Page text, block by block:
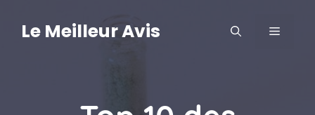
contenu
Le Meilleur Avis MENU